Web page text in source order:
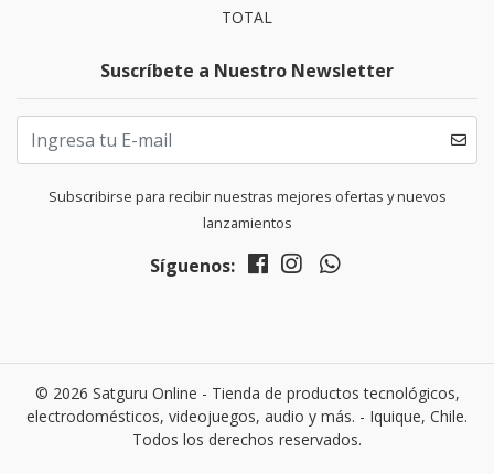
TOTAL
Suscríbete a Nuestro Newsletter
Subscribirse para recibir nuestras mejores ofertas y nuevos
lanzamientos
Síguenos:
© 2026 Satguru Online - Tienda de productos tecnológicos,
electrodomésticos, videojuegos, audio y más. - Iquique, Chile.
Todos los derechos reservados.